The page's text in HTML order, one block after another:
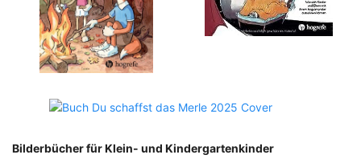
Bilderbücher für Klein- und Kindergartenkinder